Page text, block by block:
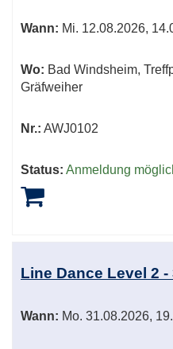
Wann: Mi. 12.08.2026,
Wo: Bad Windsheim,
Gräfweiher
Nr.: AWJ0102
Status: Anmeldung
Line Dance Level 2 -
Wann: Mo. 31.08.2026,